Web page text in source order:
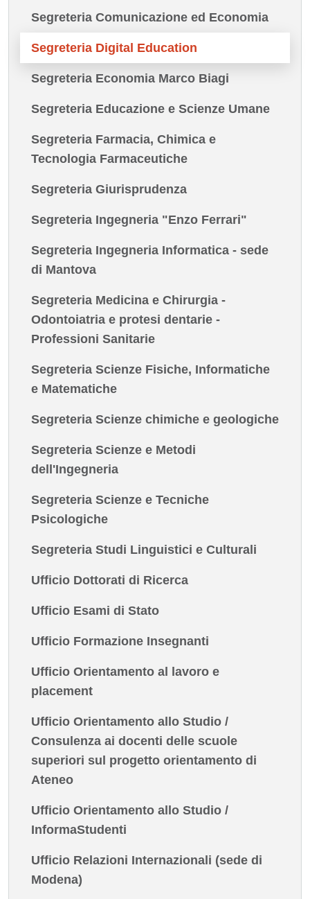
Segreteria Comunicazione ed Economia
Segreteria Digital Education
Segreteria Economia Marco Biagi
Segreteria Educazione e Scienze Umane
Segreteria Farmacia, Chimica e
Tecnologia Farmaceutiche
Segreteria Giurisprudenza
Segreteria Ingegneria "Enzo Ferrari"
Segreteria Ingegneria Informatica - sede
di Mantova
Segreteria Medicina e Chirurgia -
Odontoiatria e protesi dentarie -
Professioni Sanitarie
Segreteria Scienze Fisiche, Informatiche
e Matematiche
Segreteria Scienze chimiche e geologiche
Segreteria Scienze e Metodi
dell'Ingegneria
Segreteria Scienze e Tecniche
Psicologiche
Segreteria Studi Linguistici e Culturali
Ufficio Dottorati di Ricerca
Ufficio Esami di Stato
Ufficio Formazione Insegnanti
Ufficio Orientamento al lavoro e
placement
Ufficio Orientamento allo Studio /
Consulenza ai docenti delle scuole
superiori sul progetto orientamento di
Ateneo
Ufficio Orientamento allo Studio /
InformaStudenti
Ufficio Relazioni Internazionali (sede di
Modena)